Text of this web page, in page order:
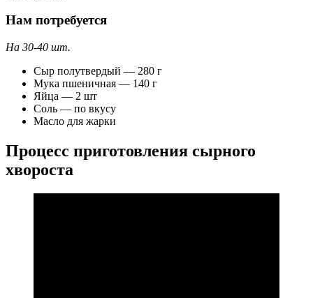
Нам потребуется
На 30-40 шт.
Сыр полутвердый — 280 г
Мука пшеничная — 140 г
Яйца — 2 шт
Соль — по вкусу
Масло для жарки
Процесс приготовления сырного
хвороста